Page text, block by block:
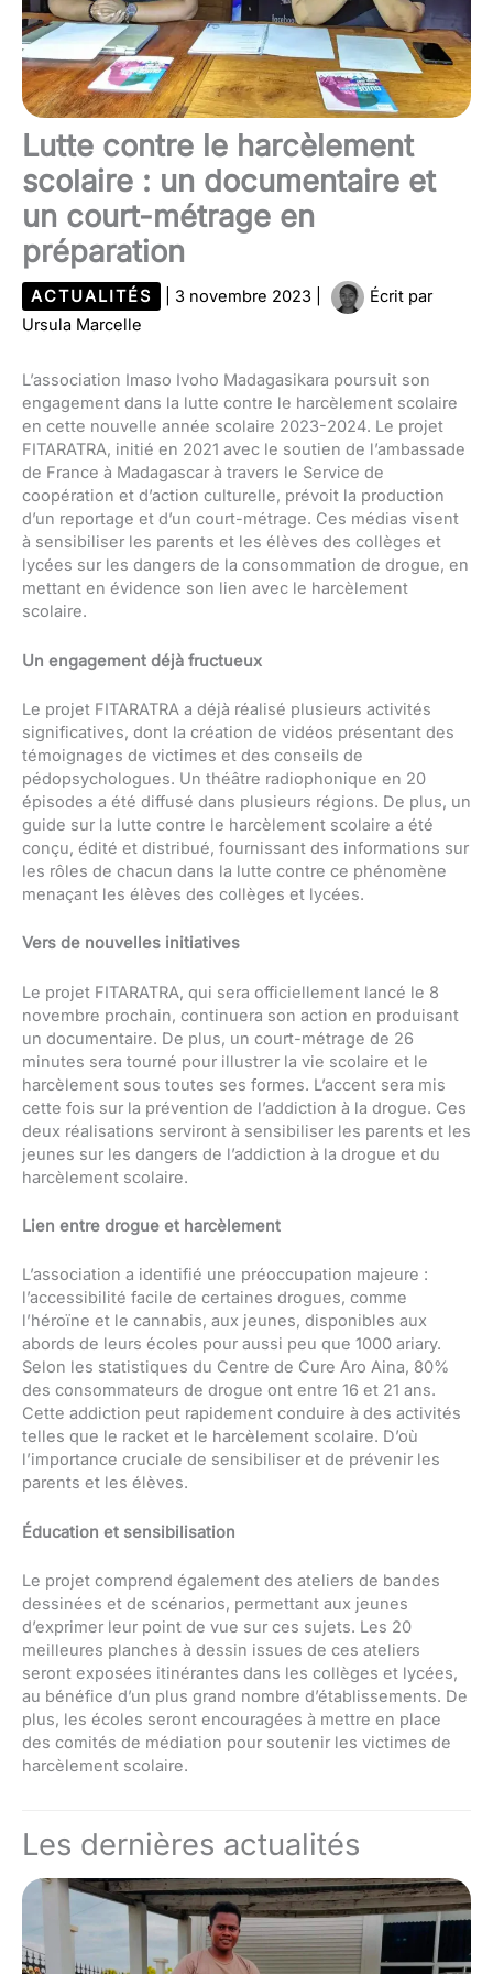
Lutte contre le harcèlement
scolaire : un documentaire et
un court-métrage en
préparation
ACTUALITÉS 3 novembre 2023
Écrit par
Ursula Marcelle
L’association Imaso Ivoho Madagasikara poursuit son
engagement dans la lutte contre le harcèlement scolaire
en cette nouvelle année scolaire 2023-2024. Le projet
FITARATRA, initié en 2021 avec le soutien de l’ambassade
de France à Madagascar à travers le Service de
coopération et d’action culturelle, prévoit la production
d’un reportage et d’un court-métrage. Ces médias visent
à sensibiliser les parents et les élèves des collèges et
lycées sur les dangers de la consommation de drogue, en
mettant en évidence son lien avec le harcèlement
scolaire.
Un engagement déjà fructueux
Le projet FITARATRA a déjà réalisé plusieurs activités
significatives, dont la création de vidéos présentant des
témoignages de victimes et des conseils de
pédopsychologues. Un théâtre radiophonique en 20
épisodes a été diffusé dans plusieurs régions. De plus, un
guide sur la lutte contre le harcèlement scolaire a été
conçu, édité et distribué, fournissant des informations sur
les rôles de chacun dans la lutte contre ce phénomène
menaçant les élèves des collèges et lycées.
Vers de nouvelles initiatives
Le projet FITARATRA, qui sera officiellement lancé le 8
novembre prochain, continuera son action en produisant
un documentaire. De plus, un court-métrage de 26
minutes sera tourné pour illustrer la vie scolaire et le
harcèlement sous toutes ses formes. L’accent sera mis
cette fois sur la prévention de l’addiction à la drogue. Ces
deux réalisations serviront à sensibiliser les parents et les
jeunes sur les dangers de l’addiction à la drogue et du
harcèlement scolaire.
Lien entre drogue et harcèlement
L’association a identifié une préoccupation majeure :
l’accessibilité facile de certaines drogues, comme
l’héroïne et le cannabis, aux jeunes, disponibles aux
abords de leurs écoles pour aussi peu que 1000 ariary.
Selon les statistiques du Centre de Cure Aro Aina, 80%
des consommateurs de drogue ont entre 16 et 21 ans.
Cette addiction peut rapidement conduire à des activités
telles que le racket et le harcèlement scolaire. D’où
l’importance cruciale de sensibiliser et de prévenir les
parents et les élèves.
Éducation et sensibilisation
Le projet comprend également des ateliers de bandes
dessinées et de scénarios, permettant aux jeunes
d’exprimer leur point de vue sur ces sujets. Les 20
meilleures planches à dessin issues de ces ateliers
seront exposées itinérantes dans les collèges et lycées,
au bénéfice d’un plus grand nombre d’établissements. De
plus, les écoles seront encouragées à mettre en place
des comités de médiation pour soutenir les victimes de
harcèlement scolaire.
Les dernières actualités